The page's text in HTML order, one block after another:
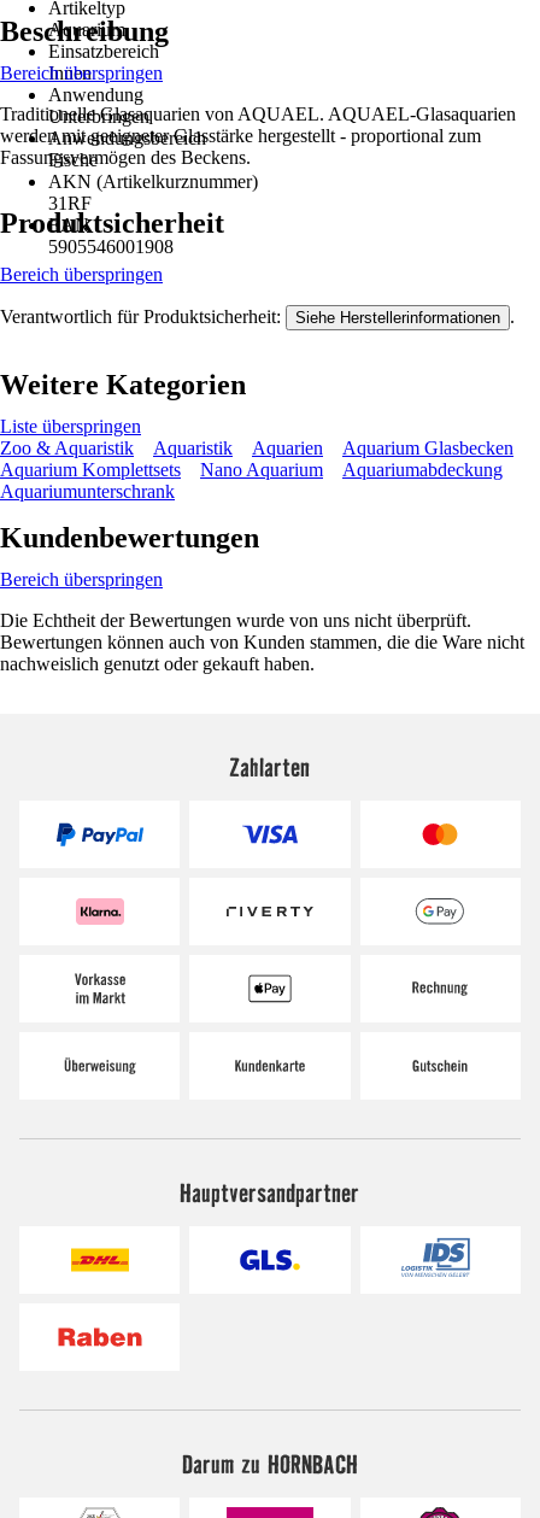
Artikeltyp
Aquarium
Einsatzbereich
Innen
Anwendung
Unterbringen
Anwendungsbereich
Fische
AKN (Artikelkurznummer)
31RF
EAN
5905546001908
Beschreibung
Bereich überspringen
Traditionelle Glasaquarien von AQUAEL. AQUAEL-Glasaquarien
werden mit geeigneter Glasstärke hergestellt - proportional zum
Fassungsvermögen des Beckens.
Produktsicherheit
Bereich überspringen
Verantwortlich für Produktsicherheit: Siehe Herstellerinformationen .
Weitere Kategorien
Liste überspringen
Zoo & Aquaristik
Aquaristik Aquarien
Aquarium Glasbecken
Aquarium Komplettsets
Nano Aquarium
Aquariumabdeckung
Aquariumunterschrank
Kundenbewertungen
Bereich überspringen
Die Echtheit der Bewertungen wurde von uns nicht überprüft.
Bewertungen können auch von Kunden stammen, die die Ware nicht
nachweislich genutzt oder gekauft haben.
Zahlarten
Hauptversandpartner
Darum zu HORNBACH